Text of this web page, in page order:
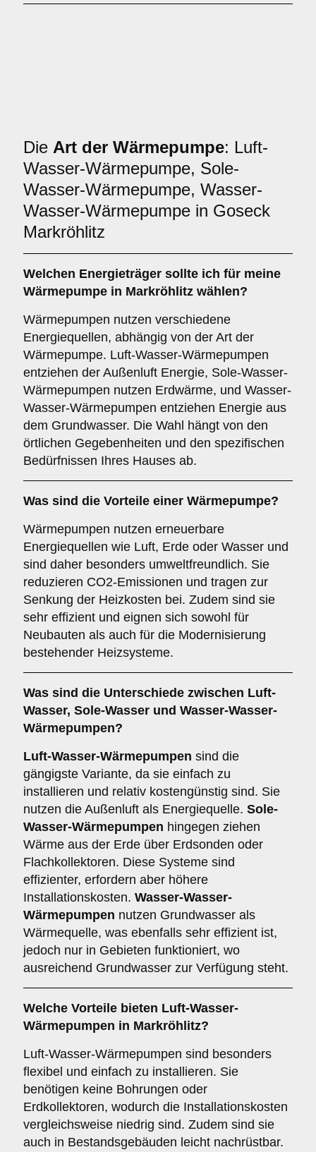
Die Art der Wärmepumpe: Luft-
Wasser-Wärmepumpe, Sole-
Wasser-Wärmepumpe, Wasser-
Wasser-Wärmepumpe in Goseck
Markröhlitz
Welchen Energieträger sollte ich für meine
Wärmepumpe in Markröhlitz wählen?
Wärmepumpen nutzen verschiedene
Energiequellen, abhängig von der Art der
Wärmepumpe. Luft-Wasser-Wärmepumpen
entziehen der Außenluft Energie, Sole-Wasser-
Wärmepumpen nutzen Erdwärme, und Wasser-
Wasser-Wärmepumpen entziehen Energie aus
dem Grundwasser. Die Wahl hängt von den
örtlichen Gegebenheiten und den spezifischen
Bedürfnissen Ihres Hauses ab.
Was sind die Vorteile einer Wärmepumpe?
Wärmepumpen nutzen erneuerbare
Energiequellen wie Luft, Erde oder Wasser und
sind daher besonders umweltfreundlich. Sie
reduzieren CO2-Emissionen und tragen zur
Senkung der Heizkosten bei. Zudem sind sie
sehr effizient und eignen sich sowohl für
Neubauten als auch für die Modernisierung
bestehender Heizsysteme.
Was sind die Unterschiede zwischen Luft-
Wasser, Sole-Wasser und Wasser-Wasser-
Wärmepumpen?
Luft-Wasser-Wärmepumpen sind die
gängigste Variante, da sie einfach zu
installieren und relativ kostengünstig sind. Sie
nutzen die Außenluft als Energiequelle. Sole-
Wasser-Wärmepumpen hingegen ziehen
Wärme aus der Erde über Erdsonden oder
Flachkollektoren. Diese Systeme sind
effizienter, erfordern aber höhere
Installationskosten. Wasser-Wasser-
Wärmepumpen nutzen Grundwasser als
Wärmequelle, was ebenfalls sehr effizient ist,
jedoch nur in Gebieten funktioniert, wo
ausreichend Grundwasser zur Verfügung steht.
Welche Vorteile bieten Luft-Wasser-
Wärmepumpen in Markröhlitz?
Luft-Wasser-Wärmepumpen sind besonders
flexibel und einfach zu installieren. Sie
benötigen keine Bohrungen oder
Erdkollektoren, wodurch die Installationskosten
vergleichsweise niedrig sind. Zudem sind sie
auch in Bestandsgebäuden leicht nachrüstbar.